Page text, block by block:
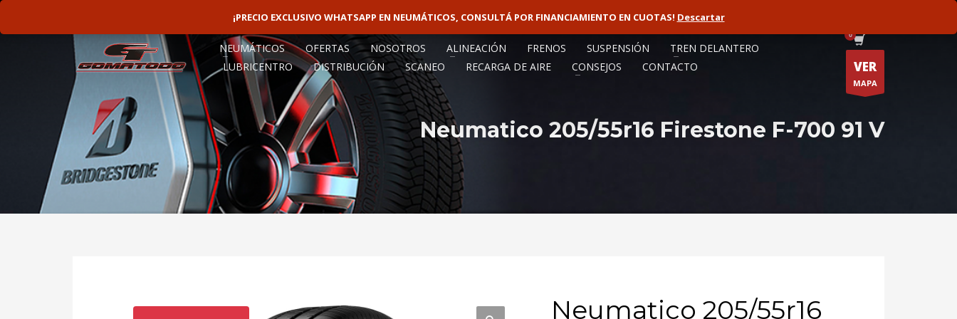
LINEAS ROTATIVAS:4797-9156 VENTA MAYORISTA FLOTAS
NEUMÁTICOS OFERTAS NOSOTROS ALINEACIÓN FRENOS SUSPENSIÓN
TREN DELANTERO
LUBRICENTRO
DISTRIBUCIÓN SCANEO RECARGA DE AIRE CONSEJOS CONTACTO VER
MAPA
Neumatico 205/55r16 Firestone F-700 91 V
Neumatico 205/55r16
¡PRECIO EXCLUSIVO WHATSAPP EN NEUMÁTICOS, CONSULTÁ POR FINANCIAMIENTO EN CUOTAS! Descartar